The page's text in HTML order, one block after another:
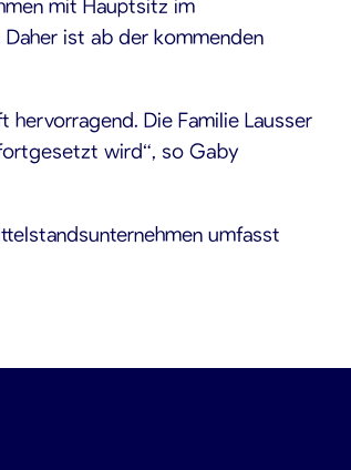
ist ab der kommenden
Die Familie Lausser
wird“, so Gaby
umfasst